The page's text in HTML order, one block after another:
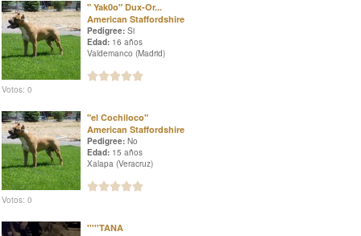
" Yak0o" Dux-Or...
American Staffordshire
Pedigree: Si
Edad: 16 años
Valdemanco (Madrid)
Votos: 0
"el Cochiloco"
American Staffordshire
Pedigree: No
Edad: 15 años
Xalapa (Veracruz)
Votos: 0
'''''TANA